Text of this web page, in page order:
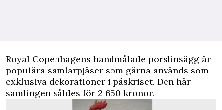
Royal Copenhagens handmålade porslinsägg är
populära samlarpjäser som gärna används som
exklusiva dekorationer i påskriset. Den här
samlingen såldes för 2 650 kronor.